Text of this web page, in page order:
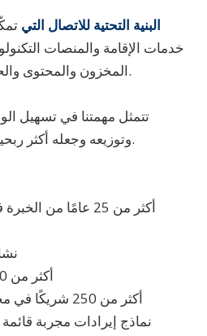
توفر Cultuzz البنية التحتية للاتصال التي
خدمات الإقامة والمنصات
المخزون والمحتوى والحجوزات على نطاق واسع.
تتمثل مهمتنا في تسهيل
وتوزيعه وجعله أكثر ربحية لجميع الأطراف المعنية.
•
• أكثر من 5,000 مزود إقامة متصل
• أكثر من 250 شريكًا في مجال التكنولوجيا والتوزيع